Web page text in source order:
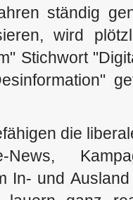
ständig
wird
Stichwort
die
News,
In- und